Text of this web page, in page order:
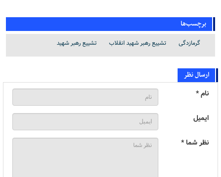
برچسب‌ها
گرمازدگی تشییع رهبر شهید انقلاب تشییع رهبر شهید
ارسال نظر
نام *
ایمیل
نظر شما *